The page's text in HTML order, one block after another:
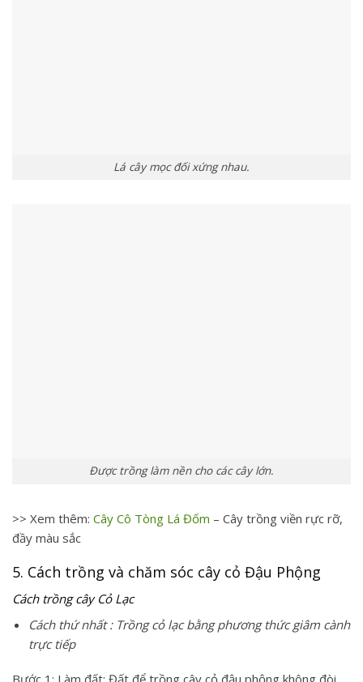
Lá cây mọc đối xứng nhau.
Được trồng làm nền cho các cây lớn.
>> Xem thêm: Cây Cô Tòng Lá Đốm – Cây trồng viền rực rỡ,
đầy màu sắc
5. Cách trồng và chăm sóc cây cỏ Đậu Phộng
Cách trồng cây Cỏ Lạc
Cách thứ nhất : Trồng cỏ lạc bằng phương thức giâm cành
trực tiếp